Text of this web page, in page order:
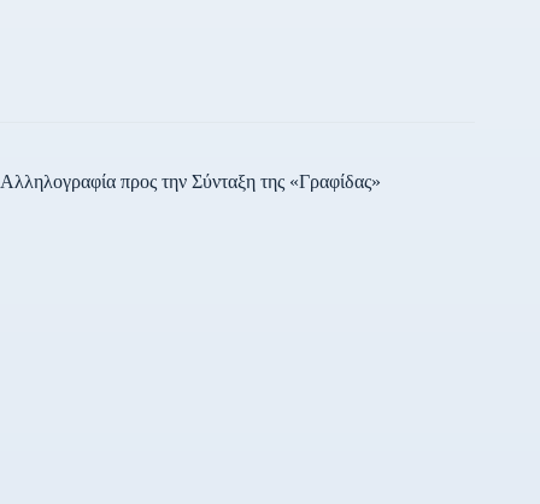
Αλληλογραφία προς την Σύνταξη της «Γραφίδας»